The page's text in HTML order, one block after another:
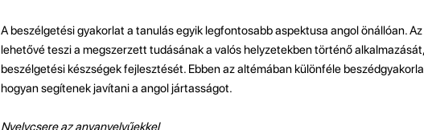
A beszélgetési gyakorlat a tanulás egyik legfontosabb aspektusa angol önállóan.
lehetővé teszi a megszerzett tudásának a valós helyzetekben történő
beszélgetési készségek fejlesztését. Ebben az altémában különféle
hogyan segítenek javítani a angol jártasságot.
Nyelvcsere az anyanyelvűekkel